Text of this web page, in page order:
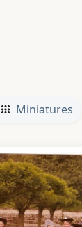
Miniatures